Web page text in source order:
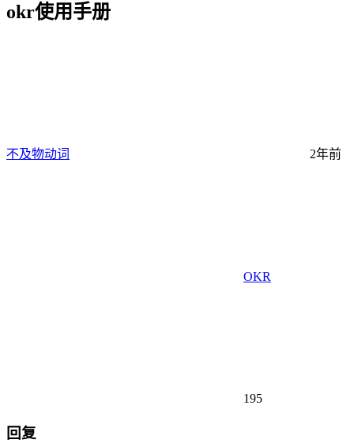
okr使用手册
不及物动词 2年前
OKR
195
回复